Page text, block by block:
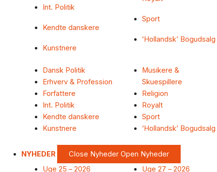
Int. Politik
Kendte danskere
Kunstnere
Sport
‘Hollandsk’ Bogudsalg
Dansk Politik
Erhverv & Profession
Forfattere
Int. Politik
Kendte danskere
Kunstnere
Musikere &
Skuespillere
Religion
Royalt
Sport
‘Hollandsk’ Bogudsalg
NYHEDER Close Nyheder Open Nyheder
Uge 25 – 2026
Uge 27 – 2026